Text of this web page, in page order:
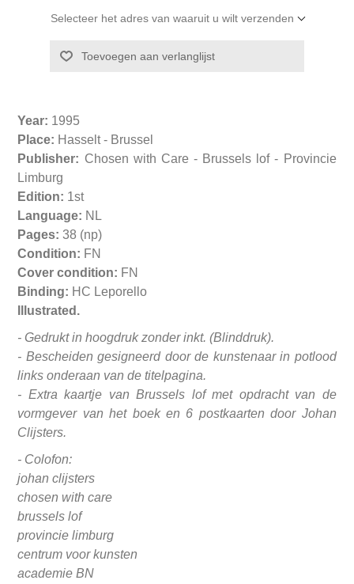
Selecteer het adres van waaruit u wilt verzenden
Year: 1995
Place: Hasselt - Brussel
Publisher: Chosen with Care - Brussels lof - Provincie
Limburg
Edition: 1st
Language: NL
Pages: 38 (np)
Condition: FN
Cover condition: FN
Binding: HC Leporello
Illustrated.
- Gedrukt in hoogdruk zonder inkt. (Blinddruk).
- Bescheiden gesigneerd door de kunstenaar in potlood
links onderaan van de titelpagina.
- Extra kaartje van Brussels lof met opdracht van de
vormgever van het boek en 6 postkaarten door Johan
Clijsters.
- Colofon:
johan clijsters
chosen with care
brussels lof
provincie limburg
centrum voor kunsten
academie BN